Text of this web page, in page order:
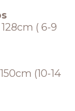
( 6-9
(10-14